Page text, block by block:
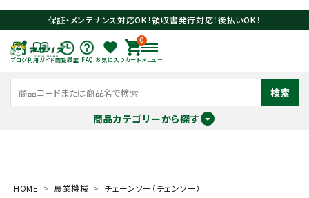
保証・メンテナンス対応OK！領収書発行対応！後払いOK！
ブログ利用ガイド閲覧履歴 FAQ お気に入り
0
カート メニュー
検索
商品カテゴリーから探す
HOME 農業機械
チェーンソー（チェンソー）